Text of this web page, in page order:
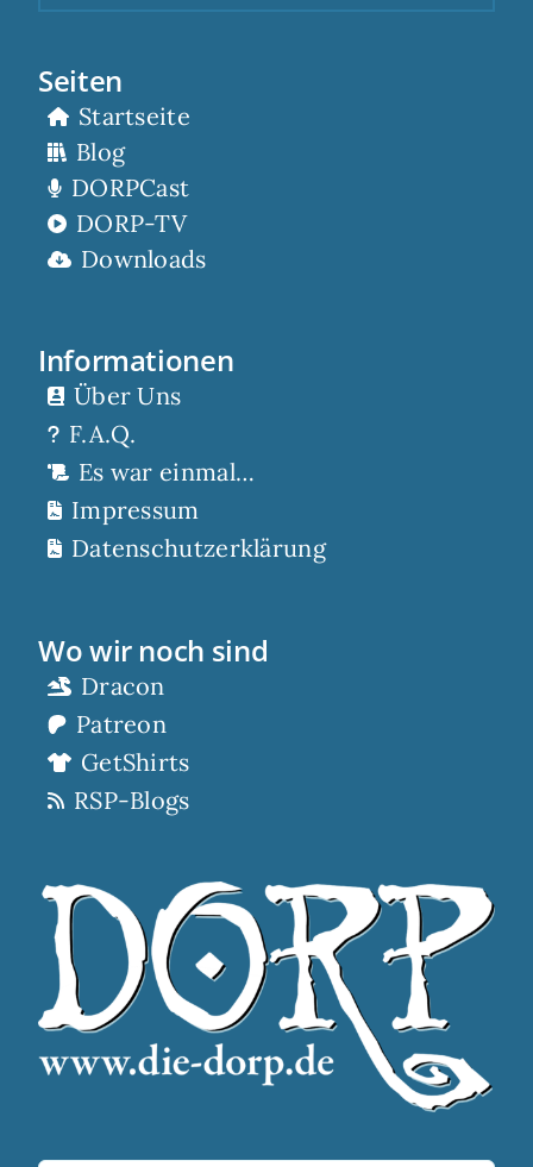
Seiten
Startseite
Blog
DORPCast
DORP-TV
Downloads
Informationen
Über Uns
F.A.Q.
Es war einmal…
Impressum
Datenschutzerklärung
Wo wir noch sind
Dracon
Patreon
GetShirts
RSP-Blogs